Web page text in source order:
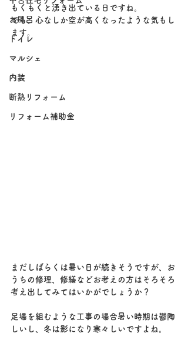
お風呂
トイレ
マルシェ
内装
断熱リフォーム
リフォーム補助金
もくもくと湧き出ている日ですね。
でも、心なしか空が高くなったような気もし
ます。
まだしばらくは暑い日が続きそうですが、お
うちの修理、修繕などお考えの方はそろそろ
考え出してみてはいかがでしょうか？
足場を組むような工事の場合暑い時期は鬱陶
しいし、冬は影になり寒々しいですよね。